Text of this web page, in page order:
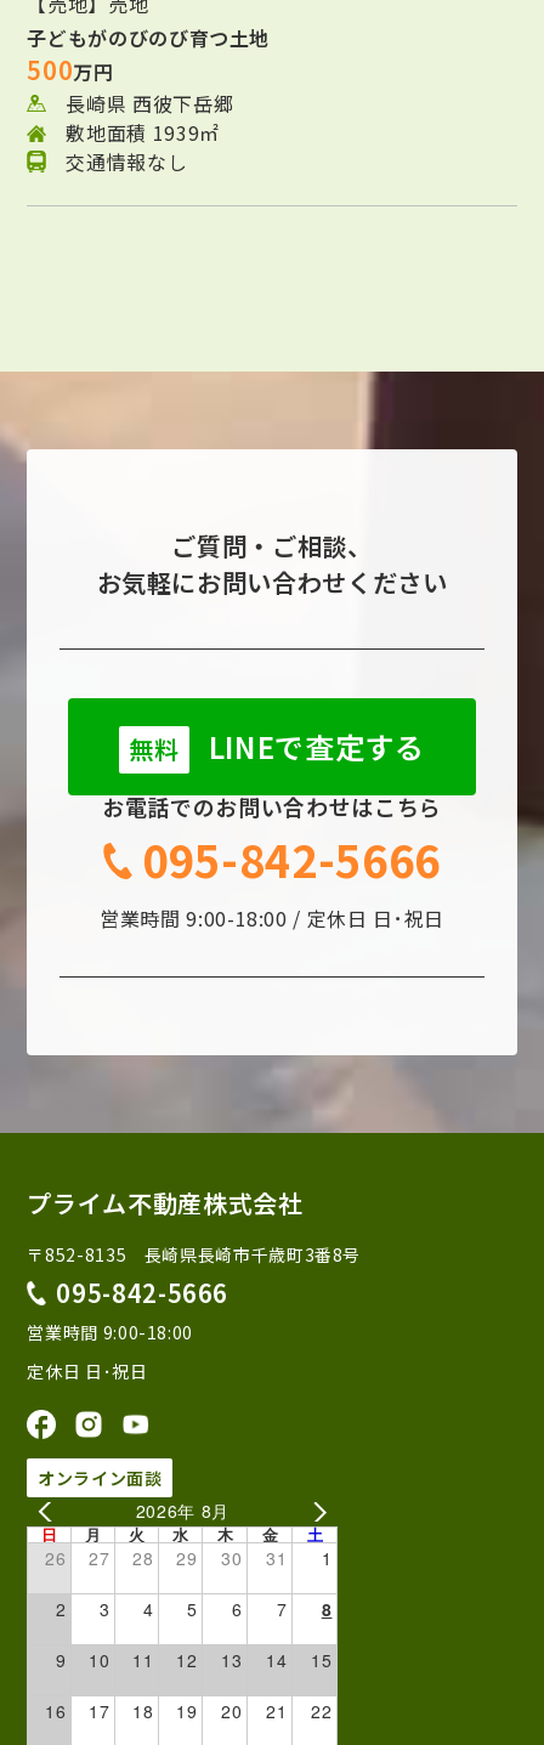
子どもがのびのび育つ土地
500万円
長崎県 西彼下岳郷
敷地面積 1939㎡
交通情報なし
ご質問・ご相談、
お気軽にお問い合わせください
無料 LINEで査定する
お電話でのお問い合わせはこちら
095-842-5666
営業時間 9:00-18:00 / 定休日 日･祝日
プライム不動産株式会社
〒852-8135 長崎県長崎市千歳町3番8号
095-842-5666
営業時間 9:00-18:00
定休日 日･祝日
オンライン面談
2026年 8月
日 月 火 水 木 金 土
26 27 28 29 30 31 1
2 3 4 5 6 7 8
9 10 11 12 13 14 15
16 17 18 19 20 21 22